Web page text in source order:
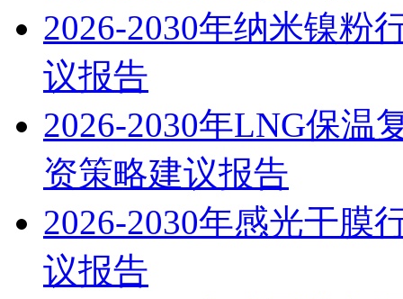
2026-2030年纳米镍粉
议报告
2026-2030年LNG保温
资策略建议报告
2026-2030年感光干膜
议报告